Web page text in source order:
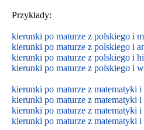
Przykłady:
kierunki po maturze z polskiego i
kierunki po maturze z polskiego i
kierunki po maturze z polskiego i
kierunki po maturze z polskiego i
kierunki po maturze z matematyki i
kierunki po maturze z matematyki
kierunki po maturze z matematyki i
kierunki po maturze z matematyki